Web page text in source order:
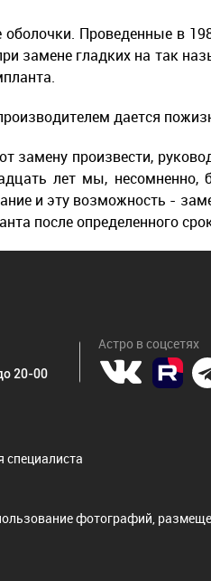
Проведенные в
замене гладких на так
дается
замену произвести,
лет мы, несомненно,
и эту возможность -
после определенного
20-00
Астро в соцсетях
специалиста
фотографий,